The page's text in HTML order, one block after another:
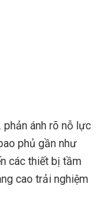
phản ánh rõ nỗ lực
phủ gần như
các thiết bị tầm
cao trải nghiệm